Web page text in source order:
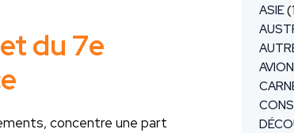
du 7e
concentre une part
ASIE
AVION